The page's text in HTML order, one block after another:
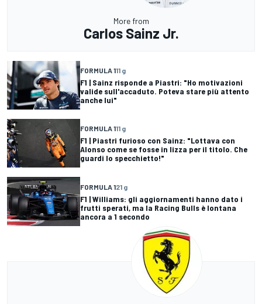
More from
Carlos Sainz Jr.
FORMULA 111 g
F1 | Sainz risponde a Piastri: "Ho motivazioni
valide sull'accaduto. Poteva stare più attento
anche lui"
FORMULA 111 g
F1 | Piastri furioso con Sainz: "Lottava con
Alonso come se fosse in lizza per il titolo. Che
guardi lo specchietto!"
FORMULA 121 g
F1 | Williams: gli aggiornamenti hanno dato i
frutti sperati, ma la Racing Bulls è lontana
ancora a 1 secondo